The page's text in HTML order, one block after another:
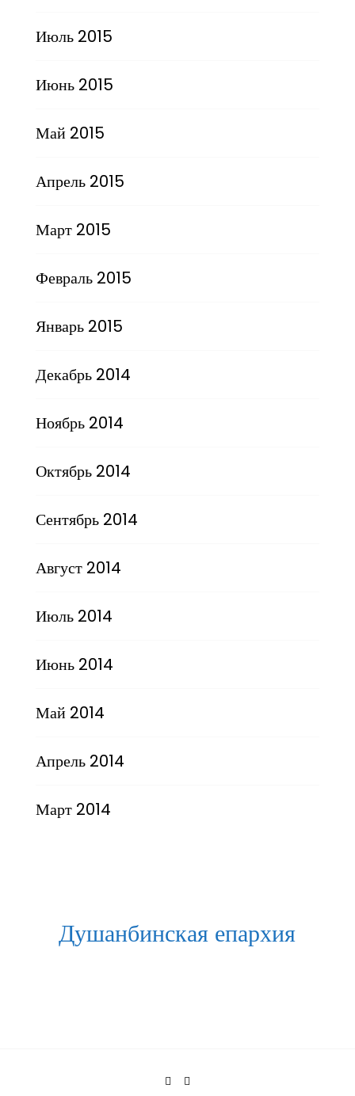
Июль 2015
Июнь 2015
Май 2015
Апрель 2015
Март 2015
Февраль 2015
Январь 2015
Декабрь 2014
Ноябрь 2014
Октябрь 2014
Сентябрь 2014
Август 2014
Июль 2014
Июнь 2014
Май 2014
Апрель 2014
Март 2014
Душанбинская епархия